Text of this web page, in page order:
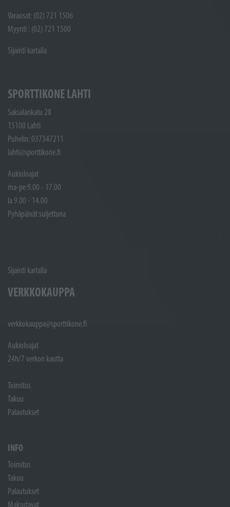
Varaosat: (02) 721 1506
Myynti : (02) 721 1500
Sijainti kartalla
SPORTTIKONE LAHTI
Saksalankatu 28
15100 Lahti
Puhelin: 037347211
lahti@sporttikone.fi
Aukioloajat
ma-pe 9.00 - 17.00
la 9.00 - 14.00
Pyhäpäivät suljettuna
Sijainti kartalla
VERKKOKAUPPA
verkkokauppa@sporttikone.fi
Aukioloajat
24h/7 verkon kautta
Toimitus
Takuu
Palautukset
INFO
Toimitus
Takuu
Palautukset
Maksutavat